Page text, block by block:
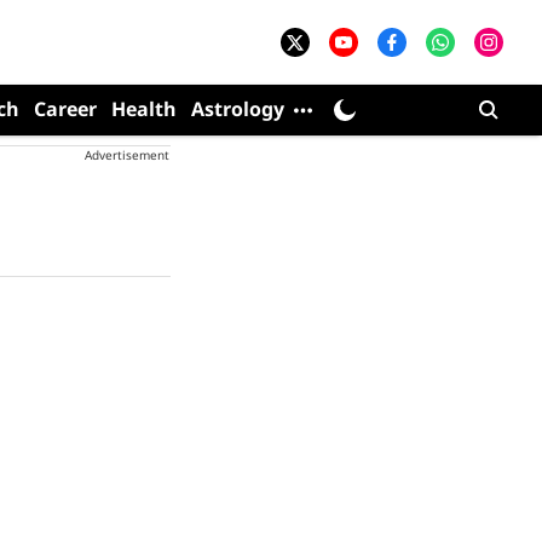
Career Health Astrology
Advertisement